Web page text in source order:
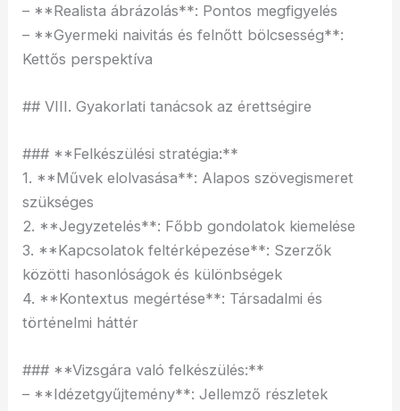
– **Realista ábrázolás**: Pontos megfigyelés
– **Gyermeki naivitás és felnőtt bölcsesség**:
Kettős perspektíva
## VIII. Gyakorlati tanácsok az érettségire
### **Felkészülési stratégia:**
1. **Művek elolvasása**: Alapos szövegismeret
szükséges
2. **Jegyzetelés**: Főbb gondolatok kiemelése
3. **Kapcsolatok feltérképezése**: Szerzők
közötti hasonlóságok és különbségek
4. **Kontextus megértése**: Társadalmi és
történelmi háttér
### **Vizsgára való felkészülés:**
– **Idézetgyűjtemény**: Jellemző részletek